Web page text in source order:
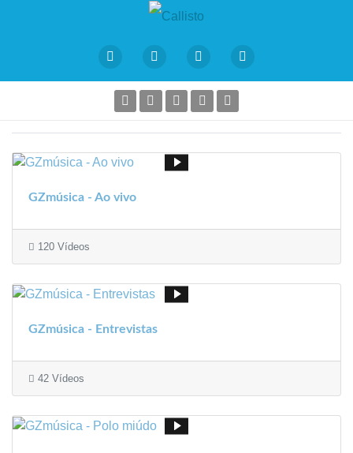
GZmúsica - Ao vivo
120 Vídeos
GZmúsica - Entrevistas
42 Vídeos